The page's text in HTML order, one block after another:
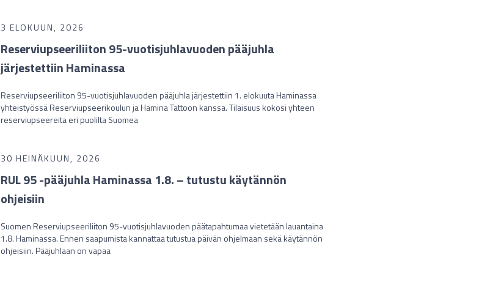
3 ELOKUUN, 2026
Reserviupseeriliiton 95-vuotisjuhlavuoden pääjuhla
järjestettiin Haminassa
Reserviupseeriliiton 95-vuotisjuhlavuoden pääjuhla järjestettiin 1. elokuuta Haminassa
yhteistyössä Reserviupseerikoulun ja Hamina Tattoon kanssa. Tilaisuus kokosi yhteen
reserviupseereita eri puolilta Suomea
30 HEINÄKUUN, 2026
RUL 95 -pääjuhla Haminassa 1.8. – tutustu käytännön
ohjeisiin
Suomen Reserviupseeriliiton 95-vuotisjuhlavuoden päätapahtumaa vietetään lauantaina
1.8. Haminassa. Ennen saapumista kannattaa tutustua päivän ohjelmaan sekä käytännön
ohjeisiin. Pääjuhlaan on vapaa